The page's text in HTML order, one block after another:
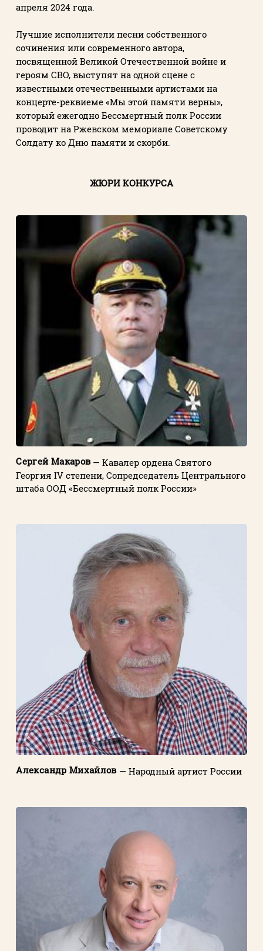
апреля 2024 года.
Лучшие исполнители песни собственного
сочинения или современного автора,
посвященной Великой Отечественной войне и
героям СВО, выступят на одной сцене с
известными отечественными артистами на
концерте-реквиеме «Мы этой памяти верны»,
который ежегодно Бессмертный полк России
проводит на Ржевском мемориале Советскому
Солдату ко Дню памяти и скорби.
ЖЮРИ КОНКУРСА
Сергей Макаров— Кавалер ордена Святого
Георгия IV степени, Сопредседатель Центрального
штаба ООД «Бессмертный полк России»
Александр Михайлов— Народный артист России